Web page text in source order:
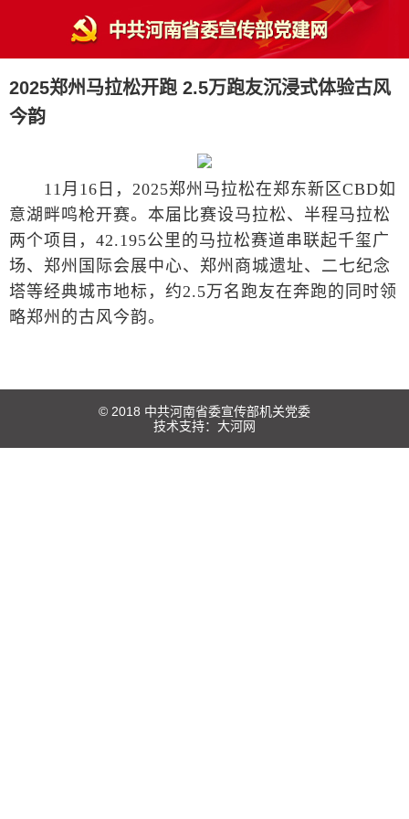
2025郑州马拉松开跑 2.5万跑友沉浸式体验古风
今韵
11月16日，2025郑州马拉松在郑东新区CBD如
意湖畔鸣枪开赛。本届比赛设马拉松、半程马拉松
两个项目，42.195公里的马拉松赛道串联起千玺广
场、郑州国际会展中心、郑州商城遗址、二七纪念
塔等经典城市地标，约2.5万名跑友在奔跑的同时领
略郑州的古风今韵。
© 2018 中共河南省委宣传部机关党委
技术支持： 大河网